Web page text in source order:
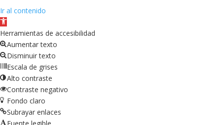
Ir al contenido
Abrir
barra
de
herramientas
Herramientas de accesibilidad
Aumentar texto
Disminuir texto
Escala de grises
Alto contraste
Contraste negativo
Fondo claro
Subrayar enlaces